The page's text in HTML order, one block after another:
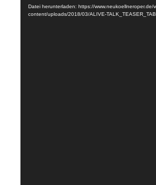
Datei herunterladen: https://www.neukoellneroper.de/
content/uploads/2018/03/ALIVE-